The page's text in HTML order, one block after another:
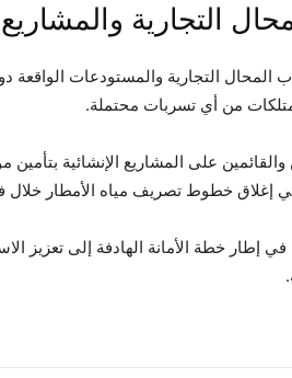
التجارية والمشاريع
المحال التجارية والمستودعات
من أي تسربات محتملة.
على المشاريع الإنشائية
في إغلاق خطوط تصريف مياه الأمطار خلال
في إطار خطة الأمانة الهادفة إلى تعزيز